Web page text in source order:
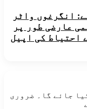
انگرغوں واٹر
عارضی طور پر
احتیاط کی اپیل
جائے گا۔
ضروری